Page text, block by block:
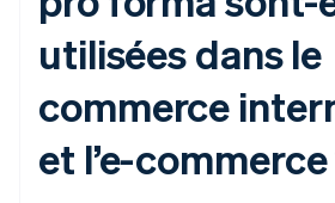
utilisées dans le
commerce
et l’e-commerce